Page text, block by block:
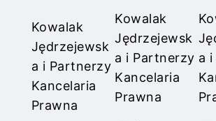
Kowalak
Jędrzejewsk
a i Partnerzy
Kancelaria
Prawna
Kowalak
Jędrzejewsk
a i Partnerzy
Kancelaria
Prawna
a